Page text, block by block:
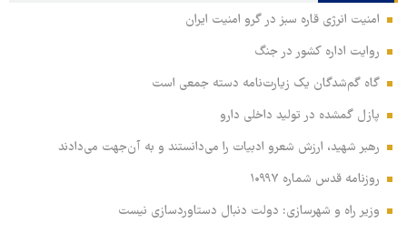
امنیت انرژی قاره سبز در گرو امنیت ایران
روایت اداره کشور در جنگ
گاه گم‌شدگان یک زیارت‌نامه دسته جمعی است
پازل گمشده در تولید داخلی دارو
رهبر شهید، ارزش شعرو ادبیات را می‌دانستند و به آن‌جهت می‌دادند
روزنامه قدس شماره ۱۰۹۹۷
وزیر راه و شهرسازی: دولت دنبال دستاوردسازی نیست